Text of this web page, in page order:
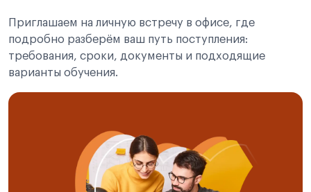
Приглашаем на личную встречу в офисе, где
подробно разберём ваш путь поступления:
требования, сроки, документы и подходящие
варианты обучения.